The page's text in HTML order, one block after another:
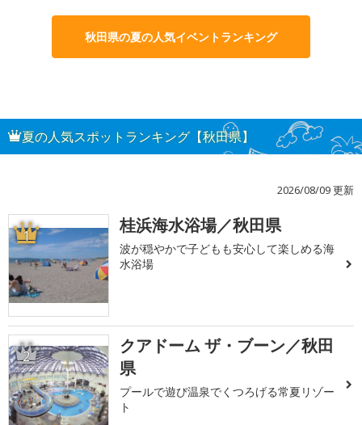
秋田県の夏の人気イベントランキング
夏の人気スポットランキング【秋田県】
2026/08/09 更新
1 桂浜海水浴場／秋田県
波が穏やかで子どもも安心して楽しめる海
水浴場
2
クアドーム ザ・ブーン／秋田
県
プールで遊び温泉でくつろげる常夏リゾー
ト